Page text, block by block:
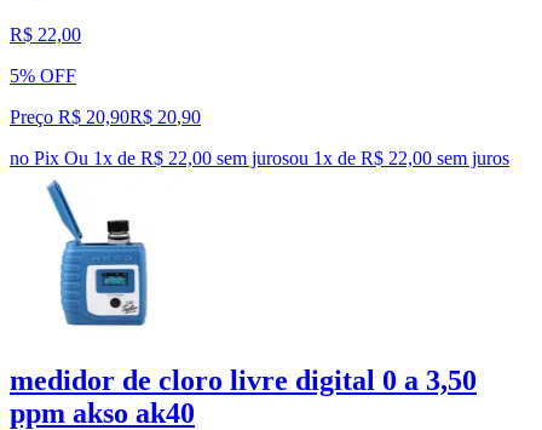
R$ 22,00
5% OFF
Preço R$ 20,90R$ 20,90
no Pix Ou 1x de R$ 22,00 sem jurosou 1x de R$ 22,00 sem juros
medidor de cloro livre digital 0 a 3,50
ppm akso ak40